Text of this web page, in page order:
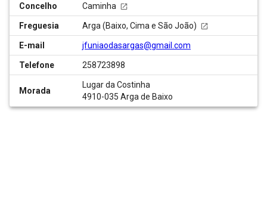
Concelho Caminha
Freguesia Arga (Baixo, Cima e São João)
E-mail jfuniaodasargas@gmail.com
Telefone 258723898
Morada
Lugar da Costinha
4910-035 Arga de Baixo